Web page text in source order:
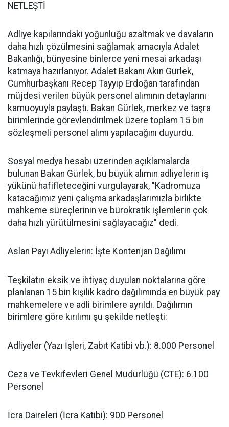
NETLEŞTİ
​Adliye kapılarındaki yoğunluğu azaltmak ve davaların
daha hızlı çözülmesini sağlamak amacıyla Adalet
Bakanlığı, bünyesine binlerce yeni mesai arkadaşı
katmaya hazırlanıyor. Adalet Bakanı Akın Gürlek,
Cumhurbaşkanı Recep Tayyip Erdoğan tarafından
müjdesi verilen büyük personel alımının detaylarını
kamuoyuyla paylaştı. Bakan Gürlek, merkez ve taşra
birimlerinde görevlendirilmek üzere toplam 15 bin
sözleşmeli personel alımı yapılacağını duyurdu.
​Sosyal medya hesabı üzerinden açıklamalarda
bulunan Bakan Gürlek, bu büyük alımın adliyelerin iş
yükünü hafifleteceğini vurgulayarak, "Kadromuza
katacağımız yeni çalışma arkadaşlarımızla birlikte
mahkeme süreçlerinin ve bürokratik işlemlerin çok
daha hızlı yürütülmesini sağlayacağız" dedi.
​Aslan Payı Adliyelerin: İşte Kontenjan Dağılımı
​Teşkilatın eksik ve ihtiyaç duyulan noktalarına göre
planlanan 15 bin kişilik kadro dağılımında en büyük pay
mahkemelere ve adli birimlere ayrıldı. Dağılımın
birimlere göre kırılımı şu şekilde netleşti:
​Adliyeler (Yazı İşleri, Zabıt Katibi vb.): 8.000 Personel
​Ceza ve Tevkifevleri Genel Müdürlüğü (CTE): 6.100
Personel
​İcra Daireleri (İcra Katibi): 900 Personel